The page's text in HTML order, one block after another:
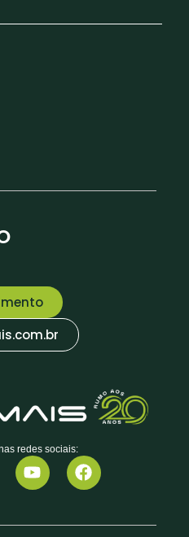
redes sociais: